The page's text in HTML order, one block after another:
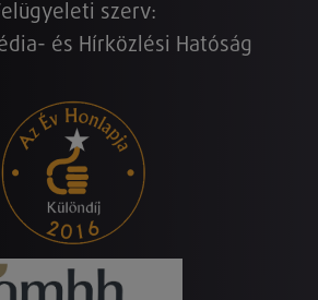
szerv:
és Hírközlési Hatóság